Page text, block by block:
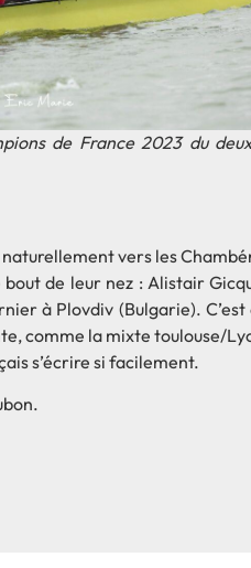
de France 2023 du deux
vers les
de leur nez : Alistair
à Plovdiv (Bulgarie).
comme la mixte toulouse/
s’écrire si facilement.